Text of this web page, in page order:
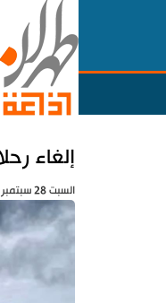
إلغاء
السبت 28 سبتمبر 2024 - 19:19 بتوقيت طهران